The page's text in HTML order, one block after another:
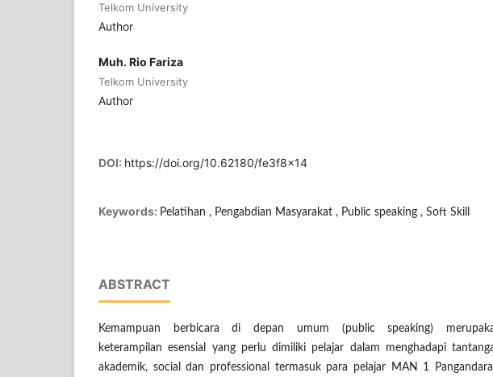
Telkom University
Author
Muh. Rio Fariza
Telkom University
Author
DOI: https://doi.org/10.62180/fe3f8x14
Keywords: Pelatihan , Pengabdian Masyarakat , Public speaking , Soft Skill
ABSTRACT
Kemampuan berbicara di depan umum (public speaking)
keterampilan esensial yang perlu dimiliki pelajar dalam menghadapi
akademik, social dan professional termasuk para pelajar MAN 1